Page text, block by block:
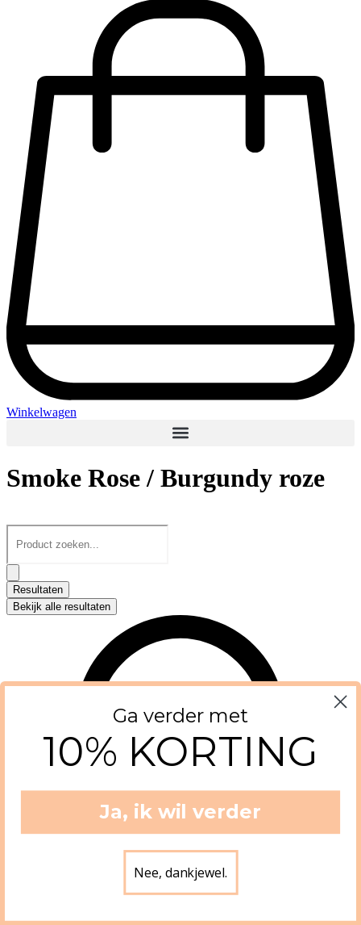
Winkelwagen
Smoke Rose / Burgundy roze
Resultaten
Bekijk alle resultaten
Ga verder met
10% KORTING
Ja, ik wil verder
Nee, dankjewel.